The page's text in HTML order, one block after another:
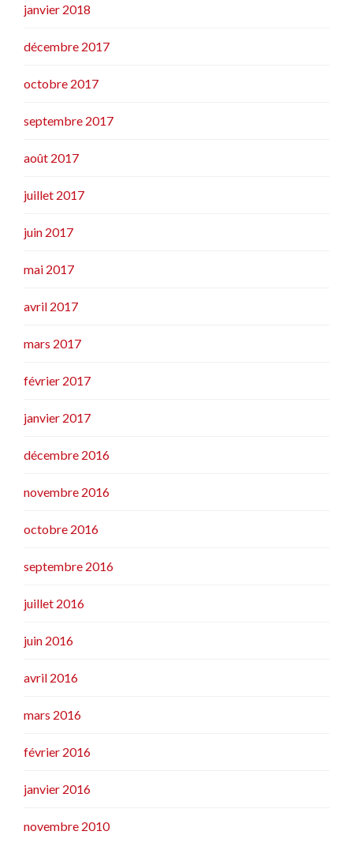
janvier 2018
décembre 2017
octobre 2017
septembre 2017
août 2017
juillet 2017
juin 2017
mai 2017
avril 2017
mars 2017
février 2017
janvier 2017
décembre 2016
novembre 2016
octobre 2016
septembre 2016
juillet 2016
juin 2016
avril 2016
mars 2016
février 2016
janvier 2016
novembre 2010